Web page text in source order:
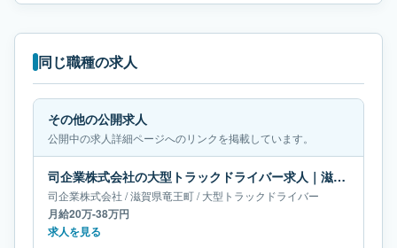
同じ職種の求人
その他の公開求人
公開中の求人詳細ページへのリンクを掲載しています。
司企業株式会社の大型トラックドライバー求人｜滋賀県竜王町｜月給20万-38万円
司企業株式会社 /滋賀県竜王町/大型トラックドライバー
月給20万-38万円
求人を見る